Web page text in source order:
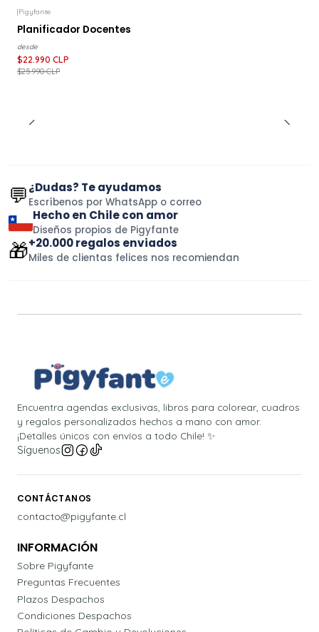
-12% DESCUENTO
|Pigyfante
Planificador Docentes
desde
$22.990 CLP
$25.990 CLP
💬¿Dudas? Te ayudamos
Escríbenos por WhatsApp o correo
Hecho en Chile con amor
Diseños propios de Pigyfante
🎁+20.000 regalos enviados
Miles de clientas felices nos recomiendan
Encuentra agendas exclusivas, libros para colorear, cuadros
y regalos personalizados hechos a mano con amor.
¡Detalles únicos con envíos a todo Chile! ✨
Síguenos
CONTÁCTANOS
contacto@pigyfante.cl
INFORMACIÓN
Sobre Pigyfante
Preguntas Frecuentes
Plazos Despachos
Condiciones Despachos